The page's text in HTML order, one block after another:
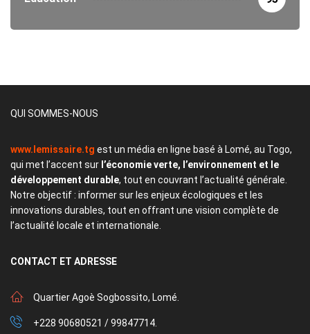
QUI SOMMES-NOUS
www.lemissaire.tg est un média en ligne basé à Lomé, au Togo,
qui met l’accent sur l’économie verte, l’environnement et le
développement durable, tout en couvrant l’actualité générale.
Notre objectif : informer sur les enjeux écologiques et les
innovations durables, tout en offrant une vision complète de
l’actualité locale et internationale.
CONTACT ET ADRESSE
Quartier Agoè Sogbossito, Lomé.
+228 90680521 / 99847714.